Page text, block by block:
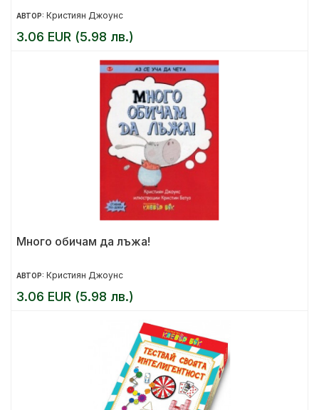
АВТОР: Кристиян Джоунс
3.06 EUR (5.98 лв.)
Много обичам да лъжа!
АВТОР: Кристиян Джоунс
3.06 EUR (5.98 лв.)